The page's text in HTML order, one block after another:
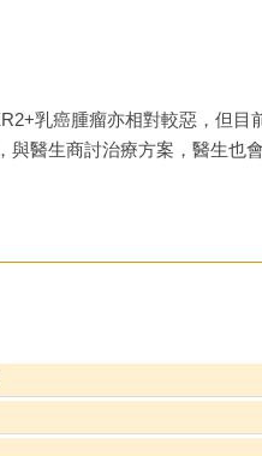
乳癌腫瘤亦相對較惡，但
醫生商討治療方案，醫生也